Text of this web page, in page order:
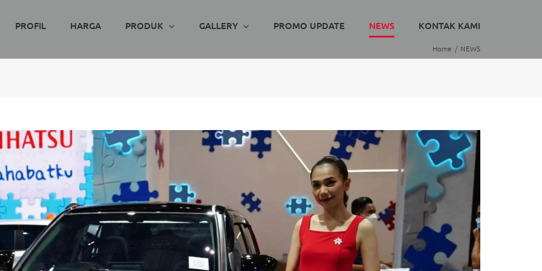
PROFIL HARGA PRODUK GALLERY PROMO UPDATE NEWS KONTAK KAMI
Home NEWS